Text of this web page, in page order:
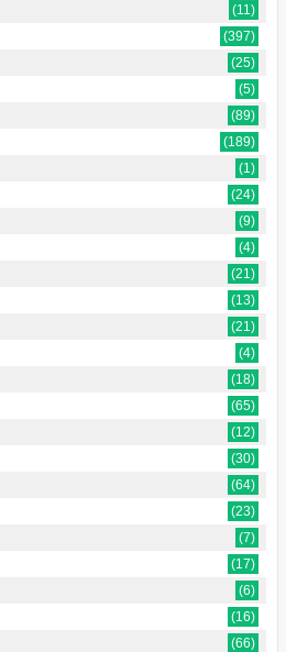
(11)
(397)
(25)
(5)
(89)
(189)
(1)
(24)
(9)
(4)
(21)
(13)
(21)
(4)
(18)
(65)
(12)
(30)
(64)
(23)
(7)
(17)
(6)
(16)
(66)